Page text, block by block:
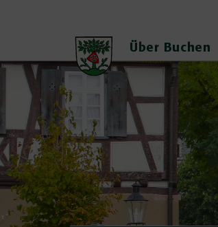
Über Buchen